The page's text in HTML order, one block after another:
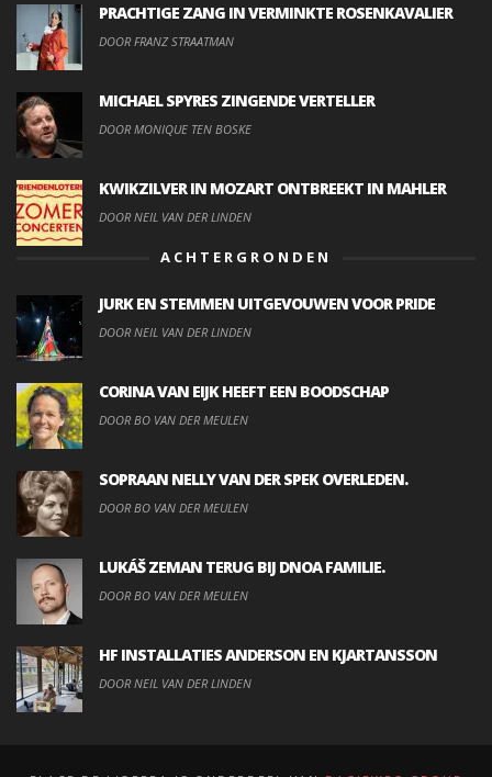
PRACHTIGE ZANG IN VERMINKTE ROSENKAVALIER
DOOR FRANZ STRAATMAN
MICHAEL SPYRES ZINGENDE VERTELLER
DOOR MONIQUE TEN BOSKE
KWIKZILVER IN MOZART ONTBREEKT IN MAHLER
DOOR NEIL VAN DER LINDEN
ACHTERGRONDEN
JURK EN STEMMEN UITGEVOUWEN VOOR PRIDE
DOOR NEIL VAN DER LINDEN
CORINA VAN EIJK HEEFT EEN BOODSCHAP
DOOR BO VAN DER MEULEN
SOPRAAN NELLY VAN DER SPEK OVERLEDEN.
DOOR BO VAN DER MEULEN
LUKÁŠ ZEMAN TERUG BIJ DNOA FAMILIE.
DOOR BO VAN DER MEULEN
HF INSTALLATIES ANDERSON EN KJARTANSSON
DOOR NEIL VAN DER LINDEN